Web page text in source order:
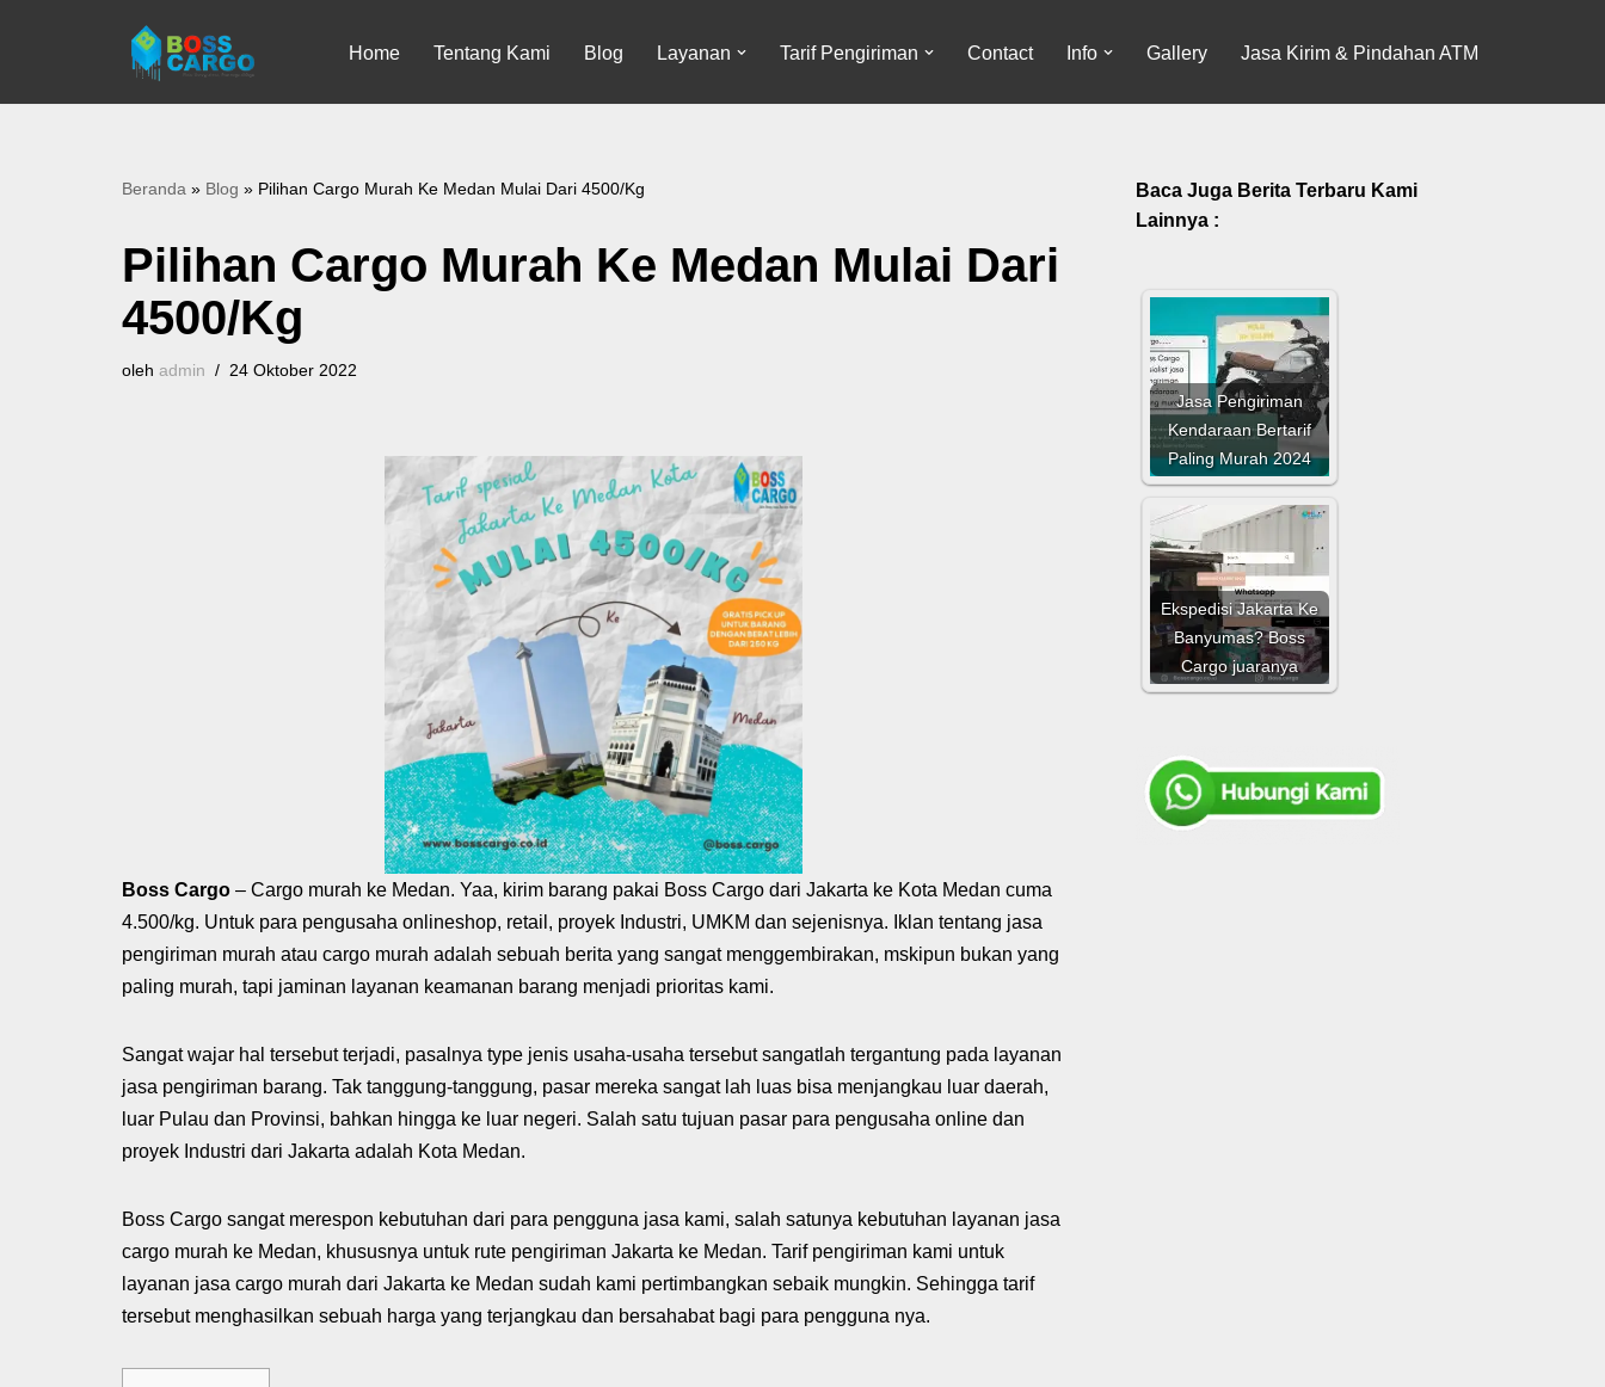
Home Tentang Kami Blog Layanan Tarif Pengiriman Contact Info Gallery Jasa Kirim & Pindahan ATM
Beranda » Blog » Pilihan Cargo Murah Ke Medan Mulai Dari 4500/Kg
Pilihan Cargo Murah Ke Medan Mulai Dari
4500/Kg
oleh admin 24 Oktober 2022
Boss Cargo – Cargo murah ke Medan. Yaa, kirim barang pakai Boss Cargo dari Jakarta ke Kota Medan cuma
4.500/kg. Untuk para pengusaha onlineshop, retail, proyek Industri, UMKM dan sejenisnya. Iklan tentang jasa
pengiriman murah atau cargo murah adalah sebuah berita yang sangat menggembirakan, mskipun bukan yang
paling murah, tapi jaminan layanan keamanan barang menjadi prioritas kami.
Sangat wajar hal tersebut terjadi, pasalnya type jenis usaha-usaha tersebut sangatlah tergantung pada layanan
jasa pengiriman barang. Tak tanggung-tanggung, pasar mereka sangat lah luas bisa menjangkau luar daerah,
luar Pulau dan Provinsi, bahkan hingga ke luar negeri. Salah satu tujuan pasar para pengusaha online dan
proyek Industri dari Jakarta adalah Kota Medan.
Boss Cargo sangat merespon kebutuhan dari para pengguna jasa kami, salah satunya kebutuhan layanan jasa
cargo murah ke Medan, khususnya untuk rute pengiriman Jakarta ke Medan. Tarif pengiriman kami untuk
layanan jasa cargo murah dari Jakarta ke Medan sudah kami pertimbangkan sebaik mungkin. Sehingga tarif
tersebut menghasilkan sebuah harga yang terjangkau dan bersahabat bagi para pengguna nya.
Baca Juga Berita Terbaru Kami
Lainnya :
Jasa Pengiriman
Kendaraan Bertarif
Paling Murah 2024
Ekspedisi Jakarta Ke
Banyumas? Boss
Cargo juaranya